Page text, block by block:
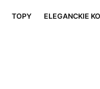
TOPY ELEGANCKIE